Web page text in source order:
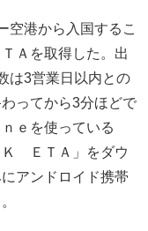
港から入国するこ
Ａを取得した。出
は3営業日以内との
ってから3分ほどで
ｅを使っている
Ｋ ＥＴＡ」をダウ
アンドロイド携帯